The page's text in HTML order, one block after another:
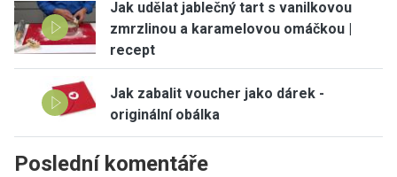
Jak udělat jablečný tart s vanilkovou
zmrzlinou a karamelovou omáčkou |
recept
Jak zabalit voucher jako dárek -
originální obálka
Poslední komentáře